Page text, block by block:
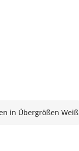
in Übergrößen Weiß